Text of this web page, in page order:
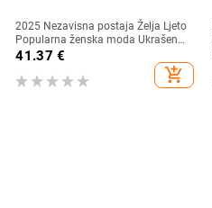
2025 Nezavisna postaja Želja Ljeto
Popularna ženska moda Ukrašena
perlicama Elegantni elegantni tanki
41.37 €
add_shopping_cart